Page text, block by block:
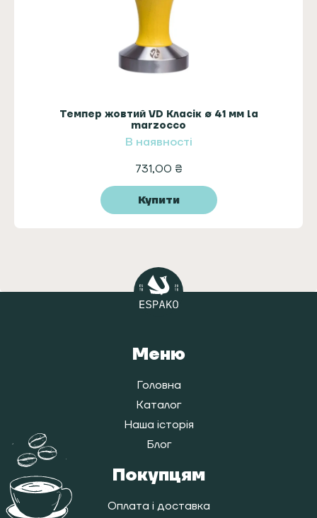
Темпер жовтий VD Класік ø 41 мм la
marzocco
В наявності
731,00 ₴
Купити
Меню
Головна
Каталог
Наша історія
Блог
Покупцям
Оплата і доставка